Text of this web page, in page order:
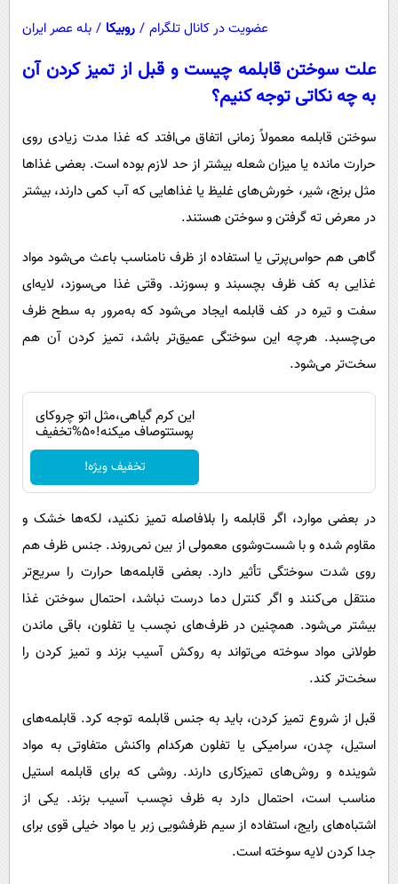
عضویت در کانال تلگرام / روبیکا / بله عصر ایران
علت سوختن قابلمه چیست و قبل از تمیز کردن آن
به چه نکاتی توجه کنیم؟
سوختن قابلمه معمولاً زمانی اتفاق می‌افتد که غذا مدت زیادی روی
حرارت مانده یا میزان شعله بیشتر از حد لازم بوده است. بعضی غذاها
مثل برنج، شیر، خورش‌های غلیظ یا غذاهایی که آب کمی دارند، بیشتر
در معرض ته گرفتن و سوختن هستند.
گاهی هم حواس‌پرتی یا استفاده از ظرف نامناسب باعث می‌شود مواد
غذایی به کف ظرف بچسبند و بسوزند. وقتی غذا می‌سوزد، لایه‌ای
سفت و تیره در کف قابلمه ایجاد می‌شود که به‌مرور به سطح ظرف
می‌چسبد. هرچه این سوختگی عمیق‌تر باشد، تمیز کردن آن هم
سخت‌تر می‌شود.
این کرم گیاهی،مثل اتو چروکای
پوستتوصاف میکنه!50%تخفیف
تخفیف ویژه!
در بعضی موارد، اگر قابلمه را بلافاصله تمیز نکنید، لکه‌ها خشک و
مقاوم شده و با شست‌وشوی معمولی از بین نمی‌روند. جنس ظرف هم
روی شدت سوختگی تأثیر دارد. بعضی قابلمه‌ها حرارت را سریع‌تر
منتقل می‌کنند و اگر کنترل دما درست نباشد، احتمال سوختن غذا
بیشتر می‌شود. همچنین در ظرف‌های نچسب یا تفلون، باقی ماندن
طولانی مواد سوخته می‌تواند به روکش آسیب بزند و تمیز کردن را
سخت‌تر کند.
قبل از شروع تمیز کردن، باید به جنس قابلمه توجه کرد. قابلمه‌های
استیل، چدن، سرامیکی یا تفلون هرکدام واکنش متفاوتی به مواد
شوینده و روش‌های تمیزکاری دارند. روشی که برای قابلمه استیل
مناسب است، احتمال دارد به ظرف نچسب آسیب بزند. یکی از
اشتباه‌های رایج، استفاده از سیم ظرفشویی زبر یا مواد خیلی قوی برای
جدا کردن لایه سوخته است.